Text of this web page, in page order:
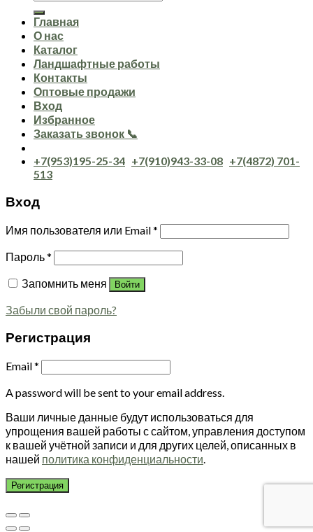
Главная
О нас
Каталог
Ландшафтные работы
Контакты
Оптовые продажи
Вход
Избранное
Заказать звонок 📞
+7(953)195-25-34 +7(910)943-33-08 +7(4872) 701-
513
Вход
Имя пользователя или Email*
Пароль*
Запомнить меня
Войти
Забыли свой пароль?
Регистрация
Email*
A password will be sent to your email address.
Ваши личные данные будут использоваться для
упрощения вашей работы с сайтом, управления доступом
к вашей учётной записи и для других целей, описанных в
нашей политика конфиденциальности.
Регистрация